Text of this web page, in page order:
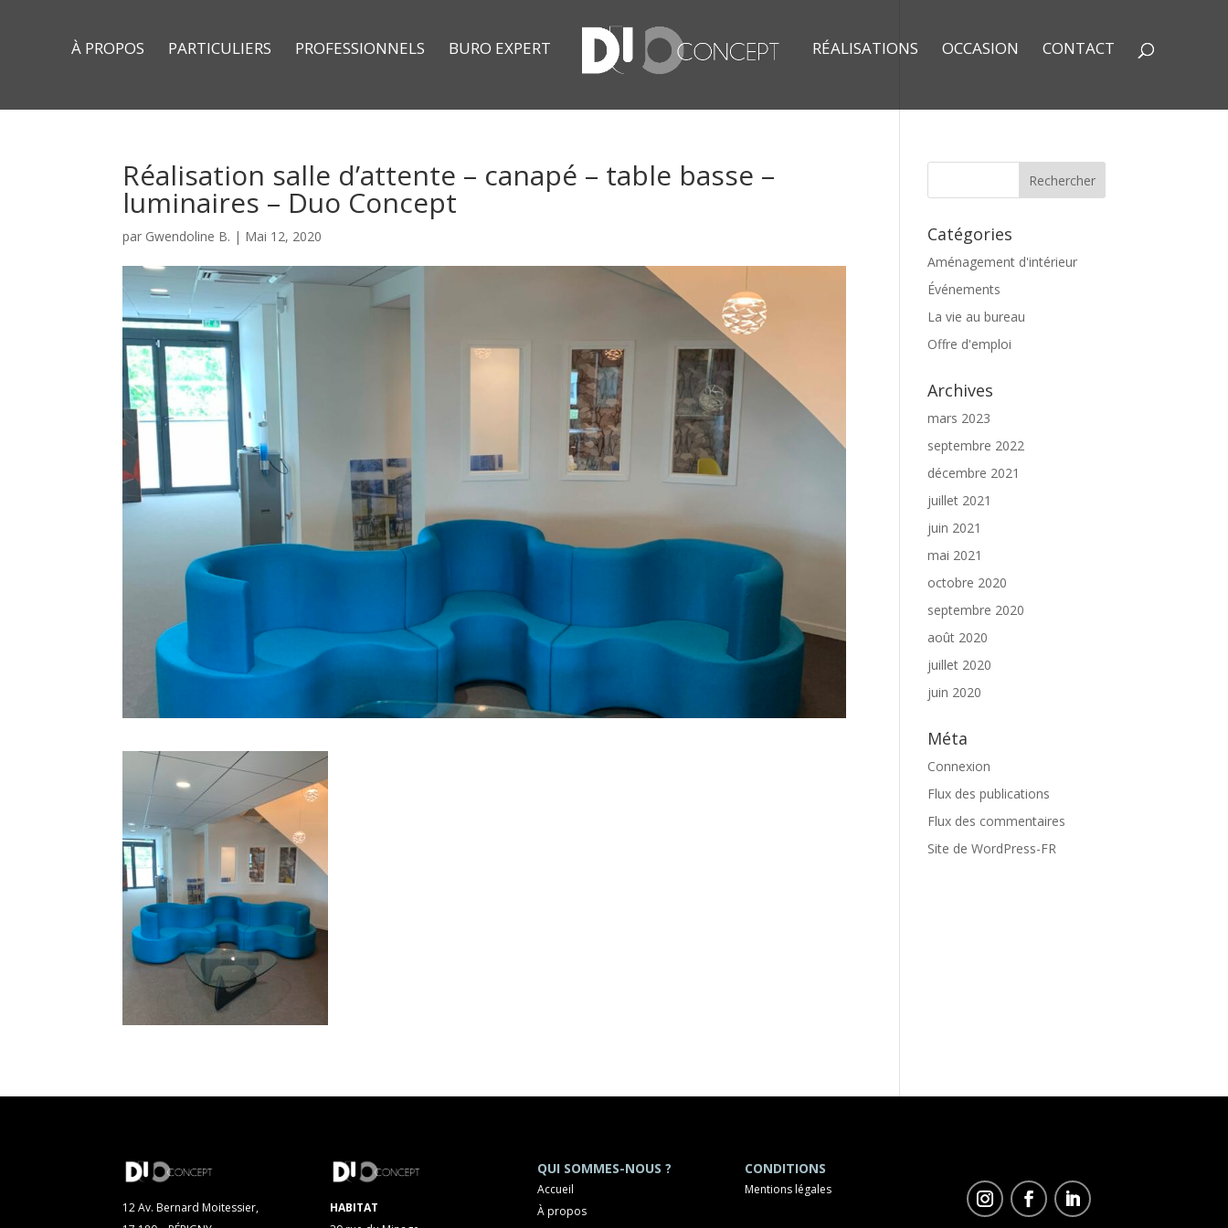
À PROPOS PARTICULIERS PROFESSIONNELS BURO EXPERT RÉALISATIONS OCCASION CONTACT
Réalisation salle d’attente – canapé – table basse –
luminaires – Duo Concept
par Gwendoline B. | Mai 12, 2020 Catégories
Aménagement d'intérieur
Événements
La vie au bureau
Offre d'emploi
Archives
mars 2023
septembre 2022
décembre 2021
juillet 2021
juin 2021
mai 2021
octobre 2020
septembre 2020
août 2020
juillet 2020
juin 2020
Méta
Connexion
Flux des publications
Flux des commentaires
Site de WordPress-FR
12 Av. Bernard Moitessier,
HABITAT
QUI SOMMES-NOUS ?
Accueil
À propos
CONDITIONS
Mentions légales